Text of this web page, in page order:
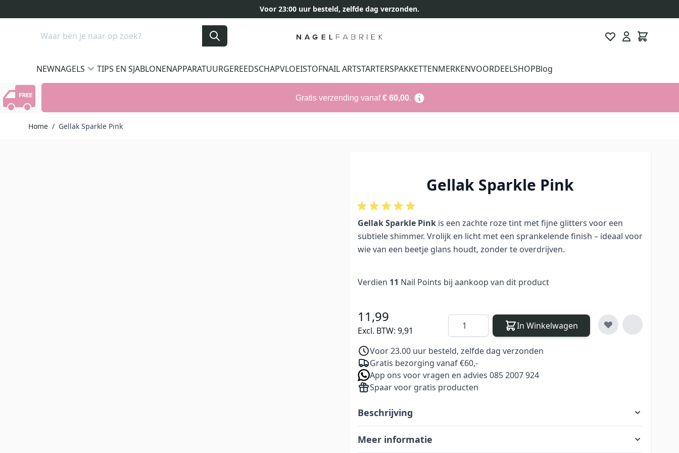
Voor 23:00 uur besteld, zelfde dag verzonden.
Search
NEWNAGELS TIPS EN SJABLONENAPPARATUURGEREEDSCHAPVLOEISTOFNAIL ARTSTARTERSPAKKETTENMERKENVOORDEELSHOPBlog
Gratis verzending vanaf€ 60,00.
Home / Gellak Sparkle Pink
Gellak Sparkle Pink
Gellak Sparkle Pink is een zachte roze tint met fijne glitters voor een
subtiele shimmer. Vrolijk en licht met een sprankelende finish – ideaal voor
wie van een beetje glans houdt, zonder te overdrijven.
Verdien 11 Nail Points bij aankoop van dit product
11,99
Excl. BTW: 9,91
Aantal In Winkelwagen
Voor 23.00 uur besteld, zelfde dag verzonden
Gratis bezorging vanaf €60,-
App ons voor vragen en advies 085 2007 924
Spaar voor gratis producten
Beschrijving
Meer informatie